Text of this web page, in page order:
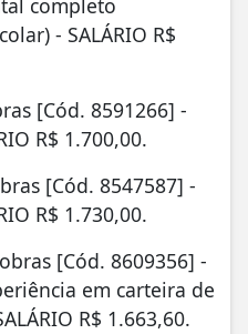
completo
- SALÁRIO R$
[Cód. 8591266] -
R$ 1.700,00.
[Cód. 8547587] -
R$ 1.730,00.
[Cód. 8609356] -
em carteira de
R$ 1.663,60.